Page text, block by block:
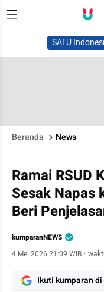
SATU
Beranda News
Ramai RSUD
Sesak Napas
Beri
kumparanNEWS
4 Mei 2026 21:09 WIB ·
Ikuti kumparan di